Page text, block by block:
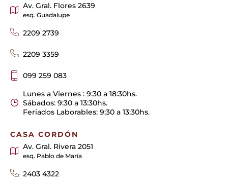
Av. Gral. Flores 2639
esq. Guadalupe
2209 2739
2209 3359
099 259 083
Lunes a Viernes : 9:30 a 18:30hs.
Sábados: 9:30 a 13:30hs.
Feriados Laborables: 9:30 a 13:30hs.
CASA CORDÓN
Av. Gral. Rivera 2051
esq. Pablo de María
2403 4322